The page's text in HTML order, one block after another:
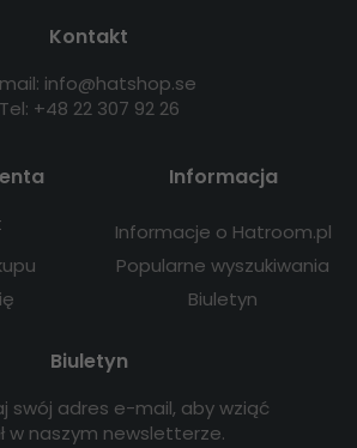
Kontakt
info@hatshop.se
Tel: +48 22 307 92 26
Informacja
Informacje o Hatroom.pl
Popularne wyszukiwania
Biuletyn
Biuletyn
swój adres e-mail, aby wziąć
w naszym newsletterze.